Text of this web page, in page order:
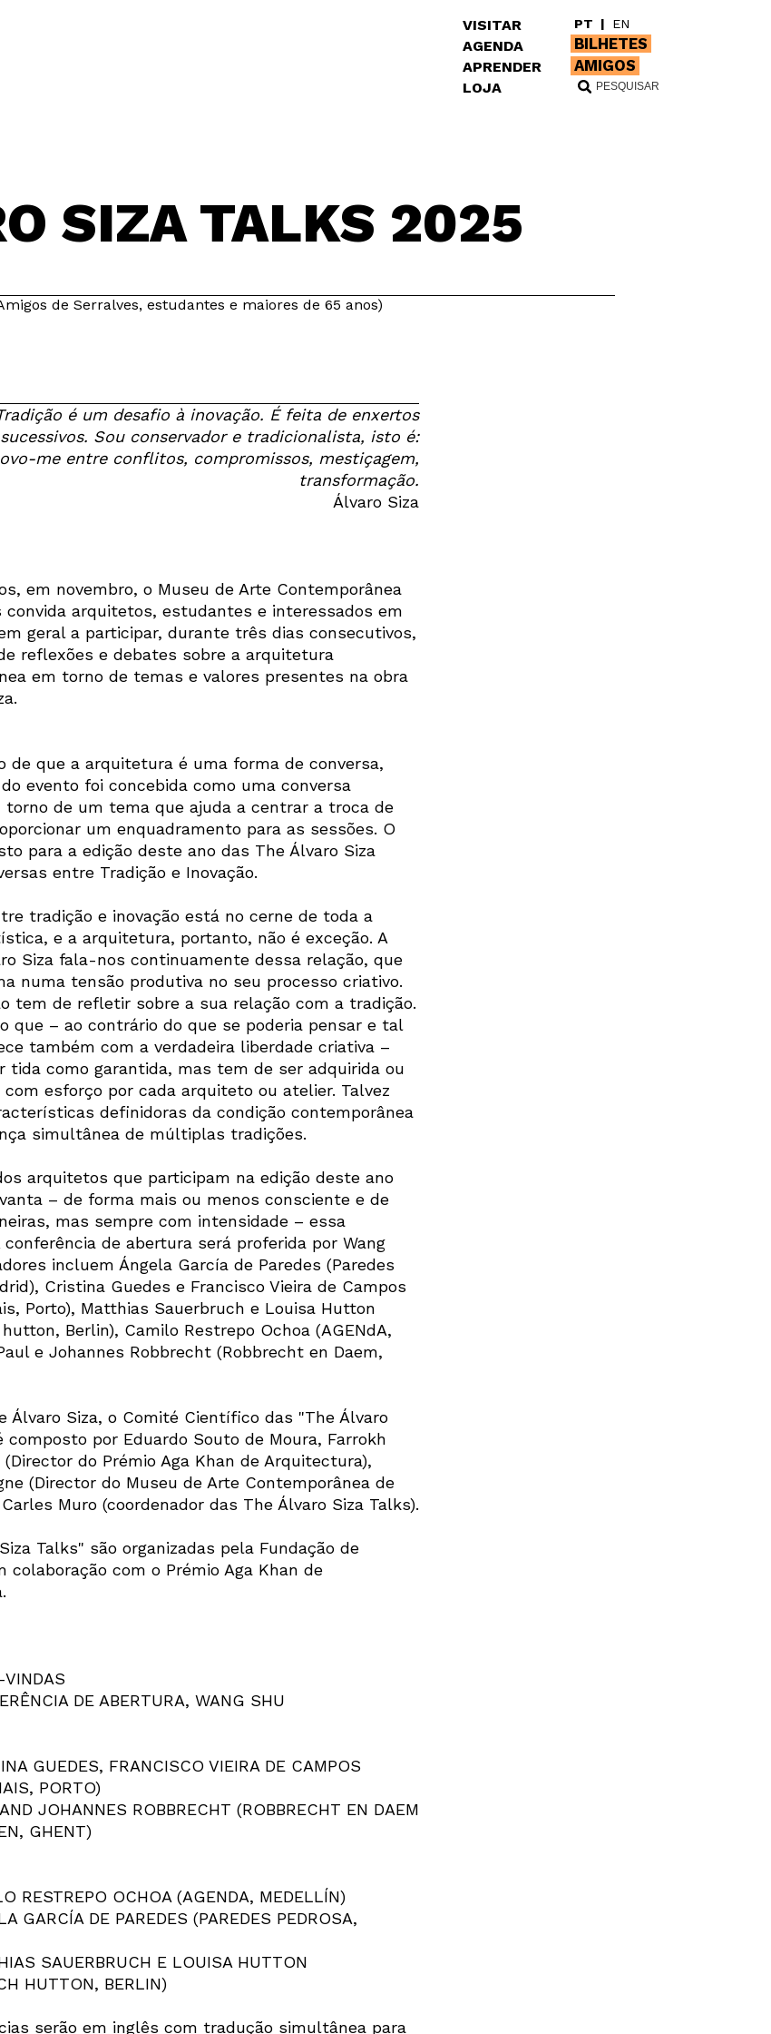
VISITAR
AGENDA
APRENDER
LOJA
PT | EN
BILHETES
AMIGOS
SIZA TALKS 2025
de Serralves, estudantes e maiores de 65 anos)
é um desafio à inovação. É feita de enxertos
sucessivos. Sou conservador e tradicionalista, isto é:
me entre conflitos, compromissos, mestiçagem,
transformação.
Álvaro Siza
em novembro, o Museu de Arte Contemporânea
convida arquitetos, estudantes e interessados em
geral a participar, durante três dias consecutivos,
reflexões e debates sobre a arquitetura
em torno de temas e valores presentes na obra
de que a arquitetura é uma forma de conversa,
evento foi concebida como uma conversa
torno de um tema que ajuda a centrar a troca de
um enquadramento para as sessões. O
para a edição deste ano das The Álvaro Siza
entre Tradição e Inovação.
tradição e inovação está no cerne de toda a
e a arquitetura, portanto, não é exceção. A
Siza fala-nos continuamente dessa relação, que
numa tensão produtiva no seu processo criativo.
tem de refletir sobre a sua relação com a tradição.
que – ao contrário do que se poderia pensar e tal
também com a verdadeira liberdade criativa –
tida como garantida, mas tem de ser adquirida ou
esforço por cada arquiteto ou atelier. Talvez
definidoras da condição contemporânea
simultânea de múltiplas tradições.
arquitetos que participam na edição deste ano
– de forma mais ou menos consciente e de
mas sempre com intensidade – essa
conferência de abertura será proferida por Wang
incluem Ángela García de Paredes (Paredes
Cristina Guedes e Francisco Vieira de Campos
Porto), Matthias Sauerbruch e Louisa Hutton
Berlin), Camilo Restrepo Ochoa (AGENdA,
e Johannes Robbrecht (Robbrecht en Daem,
Álvaro Siza, o Comité Científico das "The Álvaro
composto por Eduardo Souto de Moura, Farrokh
(Director do Prémio Aga Khan de Arquitectura),
(Director do Museu de Arte Contemporânea de
Muro (coordenador das The Álvaro Siza Talks).
Talks" são organizadas pela Fundação de
colaboração com o Prémio Aga Khan de
DE ABERTURA, WANG SHU
GUEDES, FRANCISCO VIEIRA DE CAMPOS
PORTO)
JOHANNES ROBBRECHT (ROBBRECHT EN DAEM
GHENT)
RESTREPO OCHOA (AGENDA, MEDELLÍN)
GARCÍA DE PAREDES (PAREDES PEDROSA,
SAUERBRUCH E LOUISA HUTTON
HUTTON, BERLIN)
serão em inglês com tradução simultânea para